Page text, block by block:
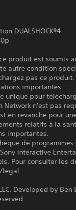
DUALSHOCK®4
produit est soumis
autre condition
pas ce
importantes.
unique pour
Network n'est pas
en revanche pour
relatifs à la
importantes.
de
Interactive
Pour consulter les
legal.
Developed by